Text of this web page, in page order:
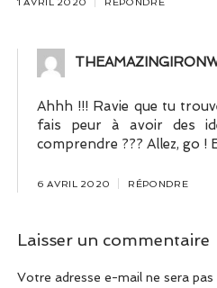
Ahhh !!! Ravie que tu
fais peur à avoir des
comprendre ??? Allez, go !
6 AVRIL 2020 RÉPONDRE
Laisser un commentaire
Votre adresse e-mail ne sera pas